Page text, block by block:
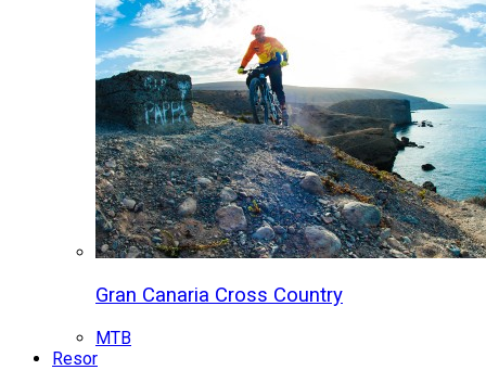
Gran Canaria Cross Country
MTB
Resor